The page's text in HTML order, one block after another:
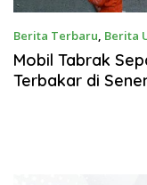
Berita Terbaru, Berita
Mobil Tabrak
Terbakar di